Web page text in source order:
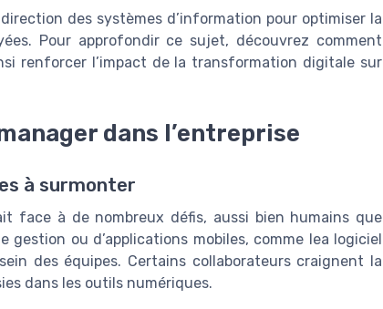
des systèmes d’information pour optimiser la
Pour approfondir ce sujet, découvrez comment
renforcer l’impact de la transformation digitale sur
dans l’entreprise
à surmonter
face à de nombreux défis, aussi bien humains que
gestion ou d’applications mobiles, comme lea logiciel
des équipes. Certains collaborateurs craignent la
dans les outils numériques.